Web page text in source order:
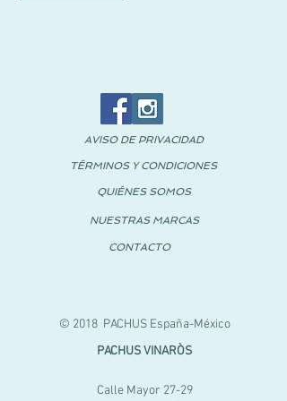
© 2018 PACHUS España-México
AVISO DE PRIVACIDAD
TÉRMINOS Y CONDICIONES
QUIÉNES SOMOS
NUESTRAS MARCAS
CONTACTO
PACHUS VINARÒS
Calle Mayor 27-29